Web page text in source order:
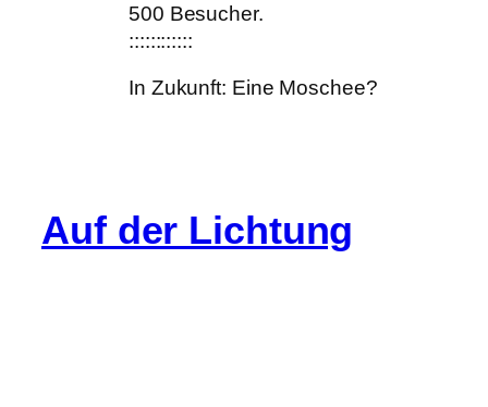
500 Besucher.
::::::::::::
In Zukunft: Eine Moschee?
Auf der Lichtung